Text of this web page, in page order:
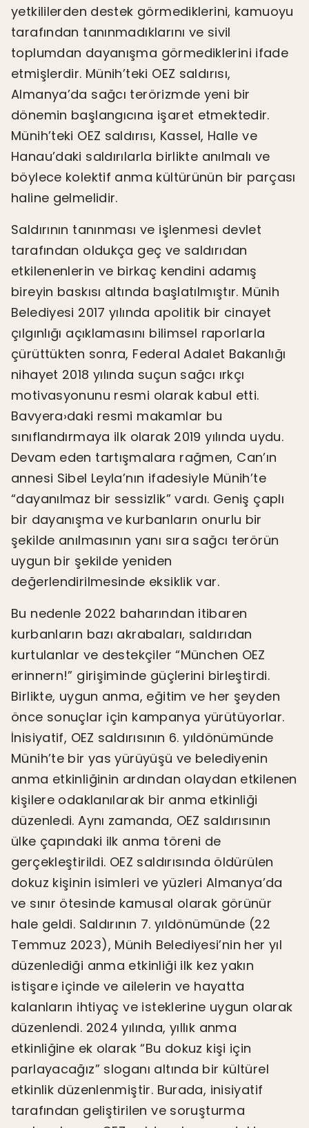
yetkililerden destek görmediklerini, kamuoyu
tarafından tanınmadıklarını ve sivil
toplumdan dayanışma görmediklerini ifade
etmişlerdir. Münih’teki OEZ saldırısı,
Almanya’da sağcı terörizmde yeni bir
dönemin başlangıcına işaret etmektedir.
Münih’teki OEZ saldırısı, Kassel, Halle ve
Hanau’daki saldırılarla birlikte anılmalı ve
böylece kolektif anma kültürünün bir parçası
haline gelmelidir.
Saldırının tanınması ve işlenmesi devlet
tarafından oldukça geç ve saldırıdan
etkilenenlerin ve birkaç kendini adamış
bireyin baskısı altında başlatılmıştır. Münih
Belediyesi 2017 yılında apolitik bir cinayet
çılgınlığı açıklamasını bilimsel raporlarla
çürüttükten sonra, Federal Adalet Bakanlığı
nihayet 2018 yılında suçun sağcı ırkçı
motivasyonunu resmi olarak kabul etti.
Bavyera›daki resmi makamlar bu
sınıflandırmaya ilk olarak 2019 yılında uydu.
Devam eden tartışmalara rağmen, Can’ın
annesi Sibel Leyla’nın ifadesiyle Münih’te
“dayanılmaz bir sessizlik” vardı. Geniş çaplı
bir dayanışma ve kurbanların onurlu bir
şekilde anılmasının yanı sıra sağcı terörün
uygun bir şekilde yeniden
değerlendirilmesinde eksiklik var.
Bu nedenle 2022 baharından itibaren
kurbanların bazı akrabaları, saldırıdan
kurtulanlar ve destekçiler “München OEZ
erinnern!” girişiminde güçlerini birleştirdi.
Birlikte, uygun anma, eğitim ve her şeyden
önce sonuçlar için kampanya yürütüyorlar.
İnisiyatif, OEZ saldırısının 6. yıldönümünde
Münih’te bir yas yürüyüşü ve belediyenin
anma etkinliğinin ardından olaydan etkilenen
kişilere odaklanılarak bir anma etkinliği
düzenledi. Aynı zamanda, OEZ saldırısının
ülke çapındaki ilk anma töreni de
gerçekleştirildi. OEZ saldırısında öldürülen
dokuz kişinin isimleri ve yüzleri Almanya’da
ve sınır ötesinde kamusal olarak görünür
hale geldi. Saldırının 7. yıldönümünde (22
Temmuz 2023), Münih Belediyesi’nin her yıl
düzenlediği anma etkinliği ilk kez yakın
istişare içinde ve ailelerin ve hayatta
kalanların ihtiyaç ve isteklerine uygun olarak
düzenlendi. 2024 yılında, yıllık anma
etkinliğine ek olarak “Bu dokuz kişi için
parlayacağız” sloganı altında bir kültürel
etkinlik düzenlenmiştir. Burada, inisiyatif
tarafından geliştirilen ve soruşturma